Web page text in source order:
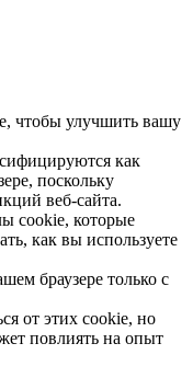
чтобы улучшить вашу
как
поскольку
веб-сайта.
cookie, которые
как вы используете
браузере только с
от этих cookie, но
повлиять на опыт